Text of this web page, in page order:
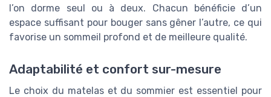
l’on dorme seul ou à deux. Chacun bénéficie d’un
espace suffisant pour bouger sans gêner l’autre, ce qui
favorise un sommeil profond et de meilleure qualité.
Adaptabilité et confort sur-mesure
Le choix du matelas et du sommier est essentiel pour